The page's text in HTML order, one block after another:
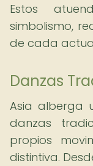
Estos
simbolismo,
de cada
Danzas
Asia alberga
danzas
propios
distintiva.